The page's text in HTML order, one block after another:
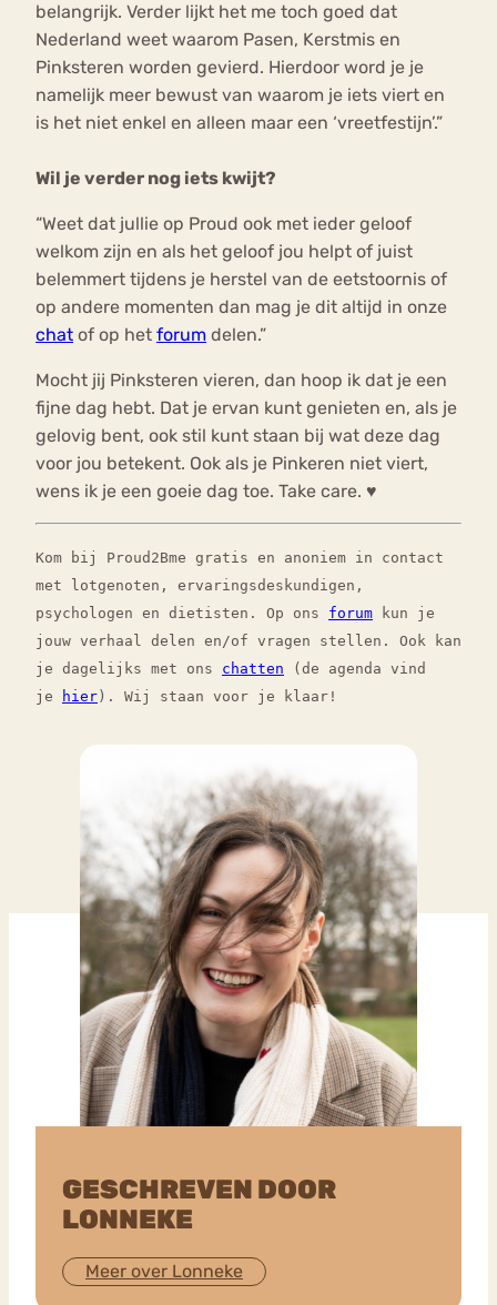
belangrijk. Verder lijkt het me toch goed dat
Nederland weet waarom Pasen, Kerstmis en
Pinksteren worden gevierd. Hierdoor word je je
namelijk meer bewust van waarom je iets viert en
is het niet enkel en alleen maar een ‘vreetfestijn’.”
Wil je verder nog iets kwijt?
“Weet dat jullie op Proud ook met ieder geloof
welkom zijn en als het geloof jou helpt of juist
belemmert tijdens je herstel van de eetstoornis of
op andere momenten dan mag je dit altijd in onze
chat of op het forum delen.”
Mocht jij Pinksteren vieren, dan hoop ik dat je een
fijne dag hebt. Dat je ervan kunt genieten en, als je
gelovig bent, ook stil kunt staan bij wat deze dag
voor jou betekent. Ook als je Pinkeren niet viert,
wens ik je een goeie dag toe. Take care. ♥
Kom bij Proud2Bme gratis en anoniem in contact
met lotgenoten, ervaringsdeskundigen,
psychologen en dietisten. Op ons forum kun je
jouw verhaal delen en/of vragen stellen. Ook kan
je dagelijks met ons chatten (de agenda vind
je
hier ). Wij staan voor je klaar!
GESCHREVEN DOOR
LONNEKE
Meer over Lonneke